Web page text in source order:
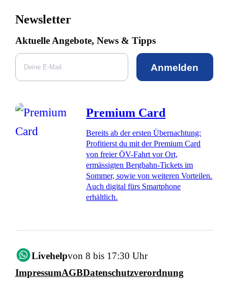
Newsletter
Aktuelle Angebote, News & Tipps
Anmelden
Premium Card
Bereits ab der ersten Übernachtung:
Profitierst du mit der Premium Card
von freier ÖV-Fahrt vor Ort,
ermässigten Bergbahn-Tickets im
Sommer, sowie von weiteren Vorteilen.
Auch digital fürs Smartphone
erhältlich.
Livehelpvon 8 bis 17:30 Uhr
ImpressumAGBDatenschutzverordnung